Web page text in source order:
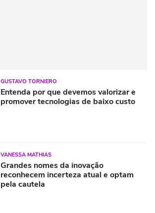
GUSTAVO TORNIERO
Entenda por que devemos valorizar e
promover tecnologias de baixo custo
VANESSA MATHIAS
Grandes nomes da inovação
reconhecem incerteza atual e optam
pela cautela